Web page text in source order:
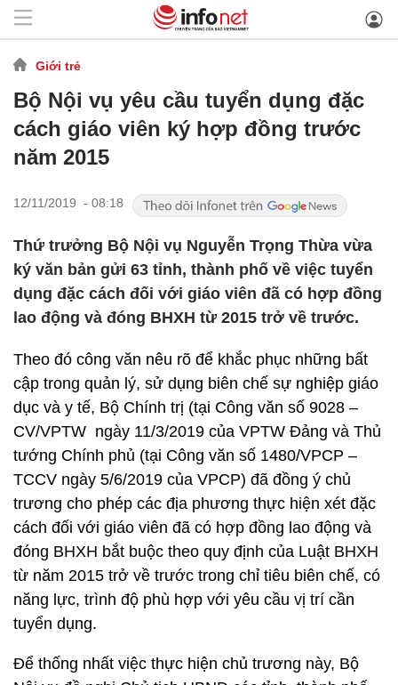
Giới trẻ
Bộ Nội vụ yêu cầu tuyển dụng đặc
cách giáo viên ký hợp đồng trước
năm 2015
12/11/2019 - 08:18
Thứ trưởng Bộ Nội vụ Nguyễn Trọng Thừa vừa
ký văn bản gửi 63 tỉnh, thành phố về việc tuyển
dụng đặc cách đối với giáo viên đã có hợp đồng
lao động và đóng BHXH từ 2015 trở về trước.
Theo đó công văn nêu rõ để khắc phục những bất
cập trong quản lý, sử dụng biên chế sự nghiệp giáo
dục và y tế, Bộ Chính trị (tại Công văn số 9028 –
CV/VPTW ngày 11/3/2019 của VPTW Đảng và Thủ
tướng Chính phủ (tại Công văn số 1480/VPCP –
TCCV ngày 5/6/2019 của VPCP) đã đồng ý chủ
trương cho phép các địa phương thực hiện xét đặc
cách đối với giáo viên đã có hợp đồng lao động và
đóng BHXH bắt buộc theo quy định của Luật BHXH
từ năm 2015 trở về trước trong chỉ tiêu biên chế, có
năng lực, trình độ phù hợp với yêu cầu vị trí cần
tuyển dụng.
Để thống nhất việc thực hiện chủ trương này, Bộ